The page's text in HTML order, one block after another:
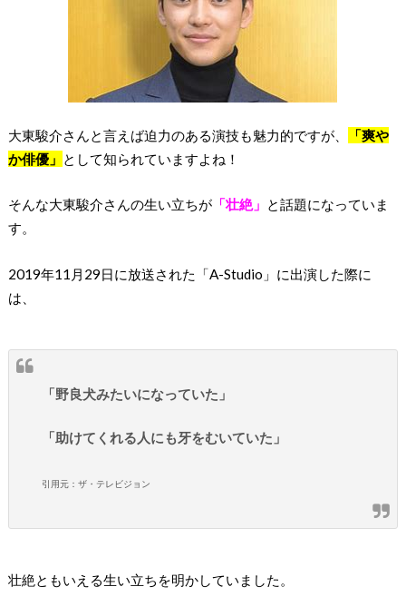
大東駿介さんと言えば迫力のある演技も魅力的ですが、
「爽や
か俳優」 として知られていますよね！
そんな大東駿介さんの生い立ちが「壮絶」 と話題になっていま
す。
2019年11月29日に放送された「A-Studio」に出演した際に
は、
「野良犬みたいになっていた」
「助けてくれる人にも牙をむいていた」
引用元：ザ・テレビジョン
壮絶ともいえる生い立ちを明かしていました。